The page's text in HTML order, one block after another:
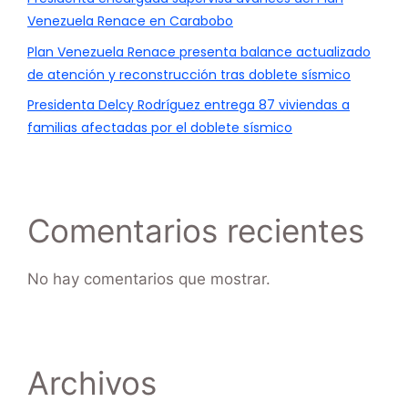
Venezuela Renace en Carabobo
Plan Venezuela Renace presenta balance actualizado
de atención y reconstrucción tras doblete sísmico
Presidenta Delcy Rodríguez entrega 87 viviendas a
familias afectadas por el doblete sísmico
Comentarios recientes
No hay comentarios que mostrar.
Archivos